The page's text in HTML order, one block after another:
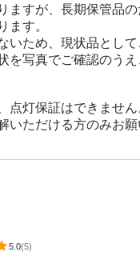
ますが、長期保管品
ます。
いため、現状品として
を写真でご確認のう
点灯保証はできませ
いただける方のみお願
5.0(5)